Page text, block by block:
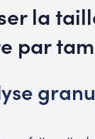
la
par